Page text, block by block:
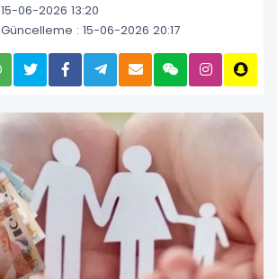
15-06-2026 13:20
Güncelleme : 15-06-2026 20:17